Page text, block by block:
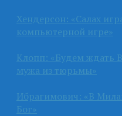
Хендерсон: «Салах
компьютерной игре»
Клопп: «Будем ждать
мужа из тюрьмы»
Ибрагимович: «В
Бог»